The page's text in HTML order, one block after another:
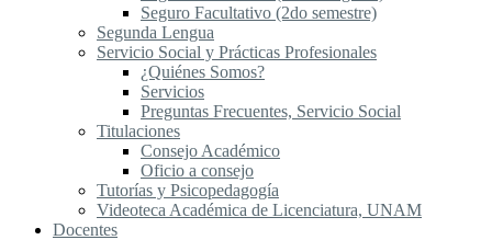
Seguro Facultativo (2do semestre)
Segunda Lengua
S​ervicio Social y Prácticas Profesionales
¿Quiénes Somos?
Servicios
Preguntas Frecuentes, Servicio Social
Titulaciones
Consejo Académico
Oficio a consejo
Tutorías y Psicopedagogía
Videoteca Académica de Licenciatura, UNAM
Docentes